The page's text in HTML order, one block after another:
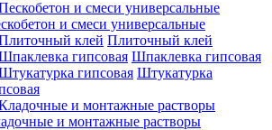
и смеси универсальные
Плиточный клей
Шпаклевка гипсовая
Штукатурка
и монтажные растворы